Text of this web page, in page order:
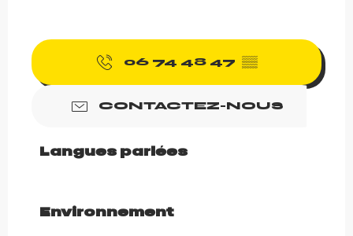
06 74 48 47 ▒▒
CONTACTEZ-NOUS
Langues parlées
Langues parlées
Environnement
Environnement